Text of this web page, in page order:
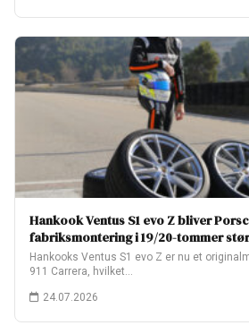
Hankook Ventus S1 evo Z bliver
fabriksmontering i 19/20-tommer
Hankooks Ventus S1 evo Z er nu et
911 Carrera, hvilket…
24.07.2026